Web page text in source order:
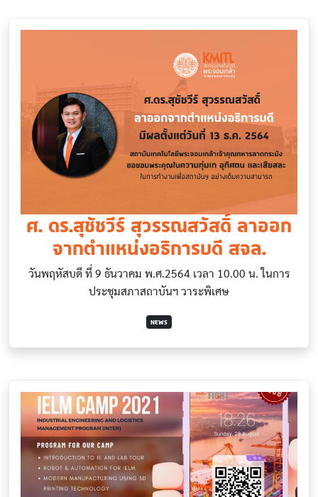
ศ. ดร.สุชัชวีร์ สุวรรณสวัสดิ์ ลาออก
จากตำแหน่งอธิการบดี สจล.
วันพฤหัสบดี ที่ 9 ธันวาคม พ.ศ.2564 เวลา 10.00 น. ในการ
ประชุมสภาสถาบันฯ วาระพิเศษ
NEWS